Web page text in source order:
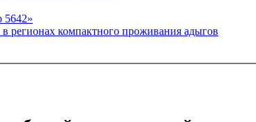
5642»
регионах компактного проживания адыгов